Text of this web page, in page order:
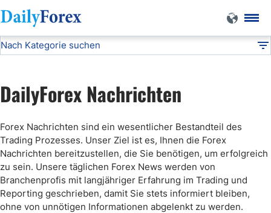
DF Forex Nachrichten
Nach Kategorie suchen
Dummy - Fundamental
Dummy - Expo
DailyForex Nachrichten
Forex Nachrichten sind ein wesentlicher Bestandteil des
Trading Prozesses. Unser Ziel ist es, Ihnen die Forex
Nachrichten bereitzustellen, die Sie benötigen, um erfolgreich
zu sein. Unsere täglichen Forex News werden von
Branchenprofis mit langjähriger Erfahrung im Trading und
Reporting geschrieben, damit Sie stets informiert bleiben,
ohne von unnötigen Informationen abgelenkt zu werden.